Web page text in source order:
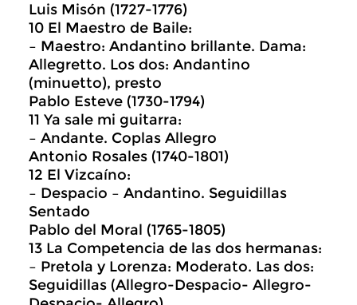
Luis Misón (1727-1776)
10 El Maestro de Baile:
– Maestro: Andantino brillante. Dama:
Allegretto. Los dos: Andantino
(minuetto), presto
Pablo Esteve (1730-1794)
11 Ya sale mi guitarra:
– Andante. Coplas Allegro
Antonio Rosales (1740-1801)
12 El Vizcaíno:
– Despacio – Andantino. Seguidillas
Sentado
Pablo del Moral (1765-1805)
13 La Competencia de las dos hermanas:
– Pretola y Lorenza: Moderato. Las dos:
Seguidillas (Allegro-Despacio- Allegro-